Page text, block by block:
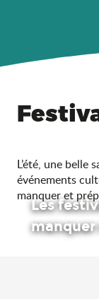
L’été, une belle
événements
manquer et
Les